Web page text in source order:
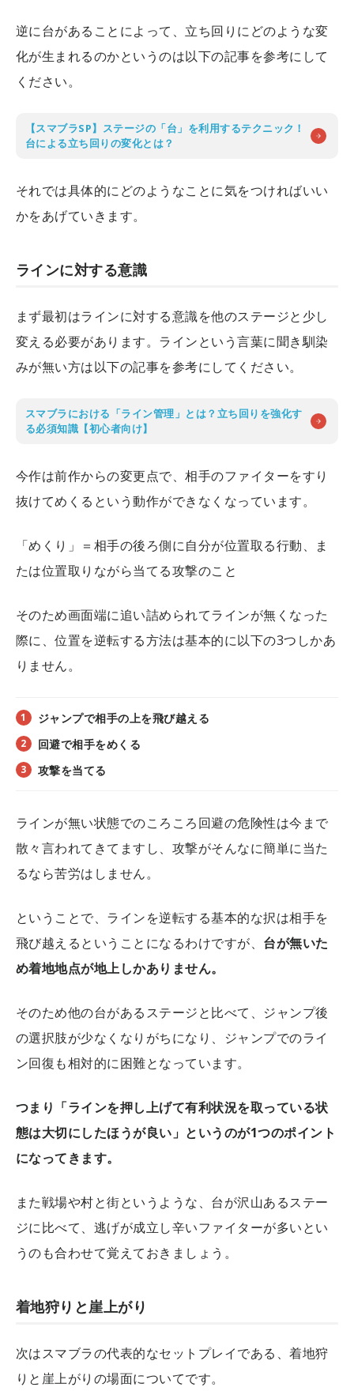
逆に台があることによって、立ち回りにどのような変
化が生まれるのかというのは以下の記事を参考にして
ください。
【スマブラSP】ステージの「台」を利用するテクニック！
台による立ち回りの変化とは？
それでは具体的にどのようなことに気をつければいい
かをあげていきます。
ラインに対する意識
まず最初はラインに対する意識を他のステージと少し
変える必要があります。ラインという言葉に聞き馴染
みが無い方は以下の記事を参考にしてください。
スマブラにおける「ライン管理」とは？立ち回りを強化す
る必須知識【初心者向け】
今作は前作からの変更点で、相手のファイターをすり
抜けてめくるという動作ができなくなっています。
「めくり」＝相手の後ろ側に自分が位置取る行動、ま
たは位置取りながら当てる攻撃のこと
そのため画面端に追い詰められてラインが無くなった
際に、位置を逆転する方法は基本的に以下の3つしかあ
りません。
ジャンプで相手の上を飛び越える
回避で相手をめくる
攻撃を当てる
ラインが無い状態でのころころ回避の危険性は今まで
散々言われてきてますし、攻撃がそんなに簡単に当た
るなら苦労はしません。
ということで、ラインを逆転する基本的な択は相手を
飛び越えるということになるわけですが、 台が無いた
め着地地点が地上しかありません。
そのため他の台があるステージと比べて、ジャンプ後
の選択肢が少なくなりがちになり、ジャンプでのライ
ン回復も相対的に困難となっています。
つまり「ラインを押し上げて有利状況を取っている状
態は大切にしたほうが良い」というのが1つのポイント
になってきます。
また戦場や村と街というような、台が沢山あるステー
ジに比べて、逃げが成立し辛いファイターが多いとい
うのも合わせて覚えておきましょう。
着地狩りと崖上がり
次はスマブラの代表的なセットプレイである、着地狩
りと崖上がりの場面についてです。